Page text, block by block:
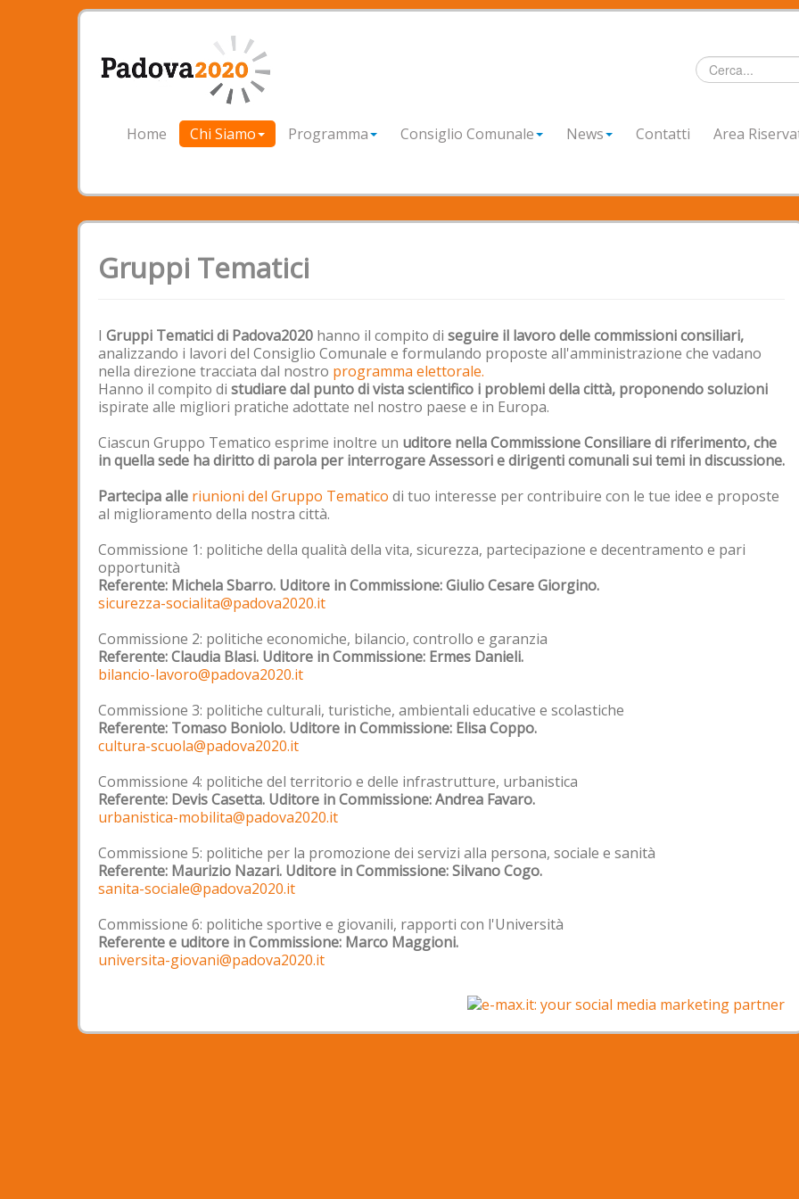
Cerca...
Home Chi Siamo Programma Consiglio Comunale News Contatti Area
Gruppi Tematici
I Gruppi Tematici di Padova2020 hanno il compito di seguire il lavoro delle commissioni consiliari,
analizzando i lavori del Consiglio Comunale e formulando proposte all'amministrazione che vadano
nella direzione tracciata dal nostro programma elettorale.
Hanno il compito di studiare dal punto di vista scientifico i problemi della città, proponendo soluzioni
ispirate alle migliori pratiche adottate nel nostro paese e in Europa.
Ciascun Gruppo Tematico esprime inoltre un uditore nella Commissione Consiliare di riferimento, che
in quella sede ha diritto di parola per interrogare Assessori e dirigenti comunali sui temi in discussione.
Partecipa alle riunioni del Gruppo Tematico di tuo interesse per contribuire con le tue idee e proposte
al miglioramento della nostra città.
Commissione 1: politiche della qualità della vita, sicurezza, partecipazione e decentramento e pari
opportunità
Referente: Michela Sbarro. Uditore in Commissione: Giulio Cesare Giorgino.
sicurezza-socialita@padova2020.it
Commissione 2: politiche economiche, bilancio, controllo e garanzia
Referente: Claudia Blasi. Uditore in Commissione: Ermes Danieli.
bilancio-lavoro@padova2020.it
Commissione 3: politiche culturali, turistiche, ambientali educative e scolastiche
Referente: Tomaso Boniolo. Uditore in Commissione: Elisa Coppo.
cultura-scuola@padova2020.it
Commissione 4: politiche del territorio e delle infrastrutture, urbanistica
Referente: Devis Casetta. Uditore in Commissione: Andrea Favaro.
urbanistica-mobilita@padova2020.it
Commissione 5: politiche per la promozione dei servizi alla persona, sociale e sanità
Referente: Maurizio Nazari. Uditore in Commissione: Silvano Cogo.
sanita-sociale@padova2020.it
Commissione 6: politiche sportive e giovanili, rapporti con l'Università
Referente e uditore in Commissione: Marco Maggioni.
universita-giovani@padova2020.it